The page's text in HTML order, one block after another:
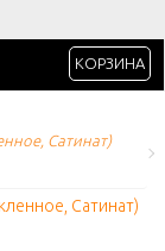
КОРЗИНА
Сатинат)